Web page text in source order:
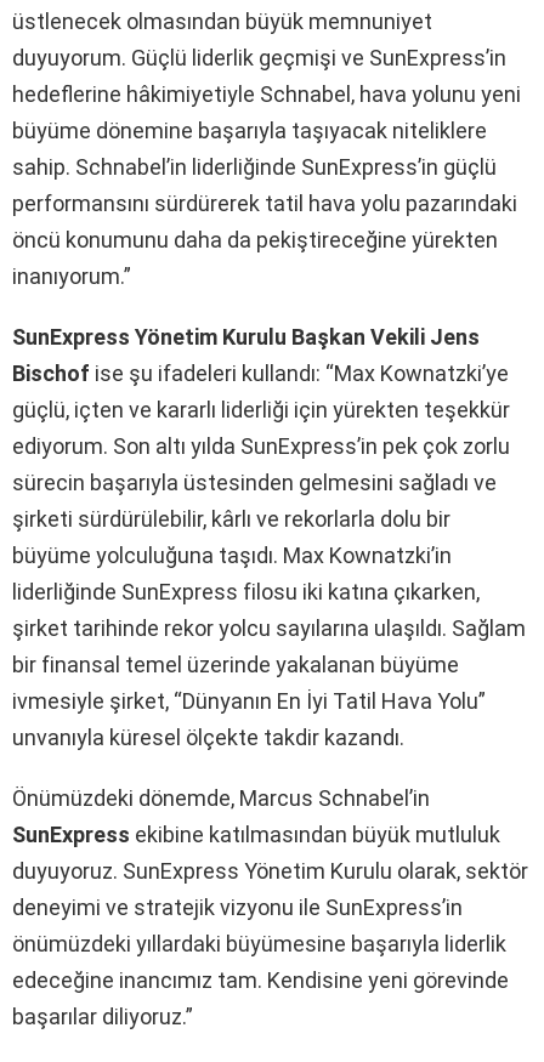
üstlenecek olmasından büyük memnuniyet
duyuyorum. Güçlü liderlik geçmişi ve SunExpress’in
hedeflerine hâkimiyetiyle Schnabel, hava yolunu yeni
büyüme dönemine başarıyla taşıyacak niteliklere
sahip. Schnabel’in liderliğinde SunExpress’in güçlü
performansını sürdürerek tatil hava yolu pazarındaki
öncü konumunu daha da pekiştireceğine yürekten
inanıyorum.”
SunExpress Yönetim Kurulu Başkan Vekili Jens
Bischof ise şu ifadeleri kullandı: “Max Kownatzki’ye
güçlü, içten ve kararlı liderliği için yürekten teşekkür
ediyorum. Son altı yılda SunExpress’in pek çok zorlu
sürecin başarıyla üstesinden gelmesini sağladı ve
şirketi sürdürülebilir, kârlı ve rekorlarla dolu bir
büyüme yolculuğuna taşıdı. Max Kownatzki’in
liderliğinde SunExpress filosu iki katına çıkarken,
şirket tarihinde rekor yolcu sayılarına ulaşıldı. Sağlam
bir finansal temel üzerinde yakalanan büyüme
ivmesiyle şirket, “Dünyanın En İyi Tatil Hava Yolu”
unvanıyla küresel ölçekte takdir kazandı.
Önümüzdeki dönemde, Marcus Schnabel’in
SunExpress ekibine katılmasından büyük mutluluk
duyuyoruz. SunExpress Yönetim Kurulu olarak, sektör
deneyimi ve stratejik vizyonu ile SunExpress’in
önümüzdeki yıllardaki büyümesine başarıyla liderlik
edeceğine inancımız tam. Kendisine yeni görevinde
başarılar diliyoruz.”